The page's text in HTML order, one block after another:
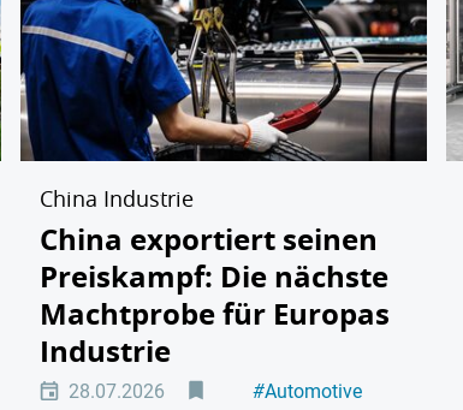
China Industrie
China exportiert seinen
Preiskampf: Die nächste
Machtprobe für Europas
Industrie
28.07.2026 #Automotive